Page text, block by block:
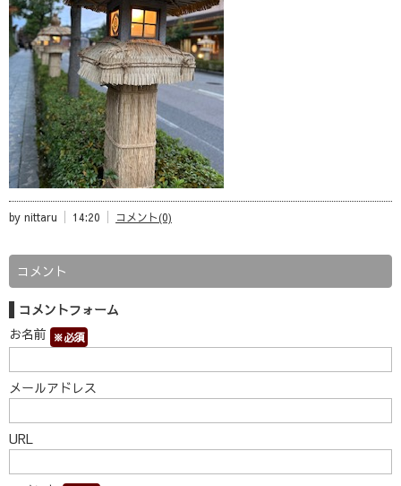
by nittaru 14:20 コメント(0)
コメント
コメントフォーム
お名前
※必須
メールアドレス
URL